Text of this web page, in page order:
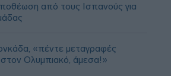
από τους Ισπανούς για
«πέντε μεταγραφές
Ολυμπιακό, άμεσα!»